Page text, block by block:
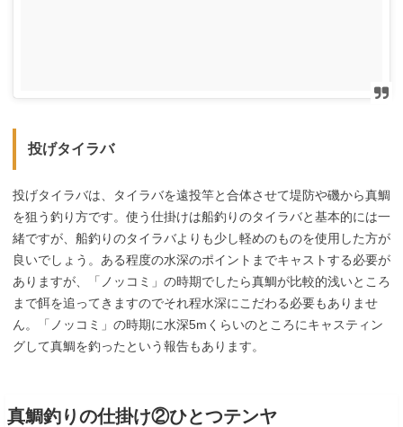
投げタイラバ
投げタイラバは、タイラバを遠投竿と合体させて堤防や磯から真鯛
を狙う釣り方です。使う仕掛けは船釣りのタイラバと基本的には一
緒ですが、船釣りのタイラバよりも少し軽めのものを使用した方が
良いでしょう。ある程度の水深のポイントまでキャストする必要が
ありますが、「ノッコミ」の時期でしたら真鯛が比較的浅いところ
まで餌を追ってきますのでそれ程水深にこだわる必要もありませ
ん。「ノッコミ」の時期に水深5mくらいのところにキャスティン
グして真鯛を釣ったという報告もあります。
真鯛釣りの仕掛け②ひとつテンヤ